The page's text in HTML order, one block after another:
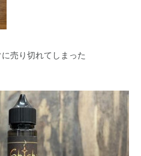
売り切れてしまった